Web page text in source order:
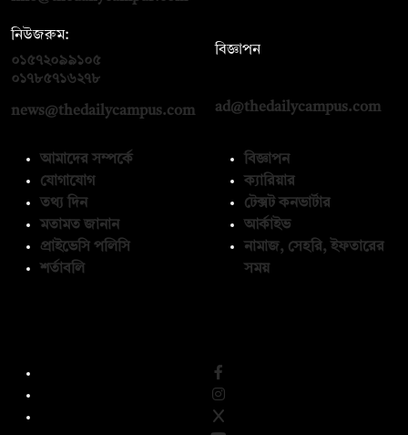
নিউজরুম:
০১৫৭২০৯৯১০৫
০১৭৮৫৭১৬২৭৮
news@thedailycampus.com
বিজ্ঞাপন
ad@thedailycampus.com
আমাদের সম্পর্কে
যোগাযোগ
তথ্য দিন
মতামত জানান
প্রাইভেসি পলিসি
শর্তাবলি
বিজ্ঞাপন
ক্যারিয়ার
টেক্সট কনভার্টার
আর্কাইভ
নামাজ, সেহরি, ইফতারের
সময়